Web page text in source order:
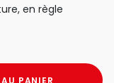
en règle
PANIER